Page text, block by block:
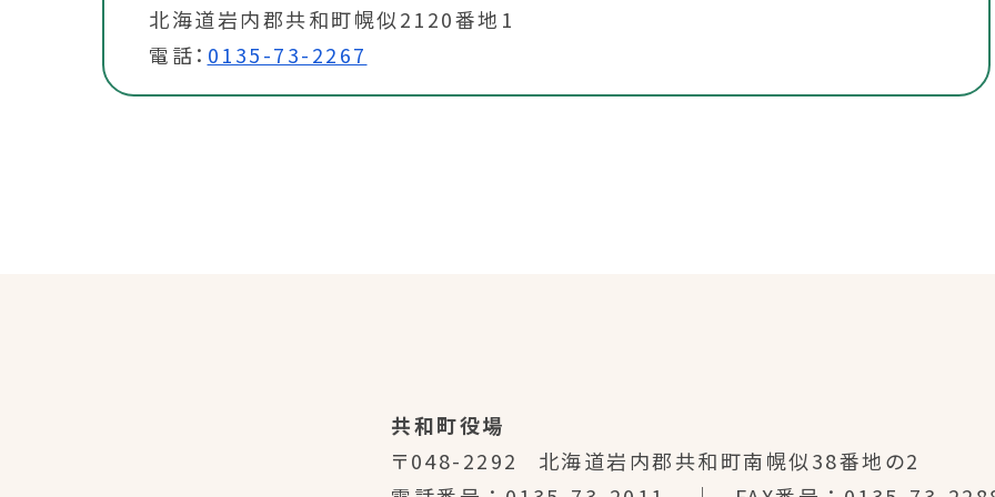
北海道岩内郡共和町幌似2120番地1
電話： 0135-73-2267
共和町役場
〒048-2292
北海道岩内郡共和町南幌似38番地の2